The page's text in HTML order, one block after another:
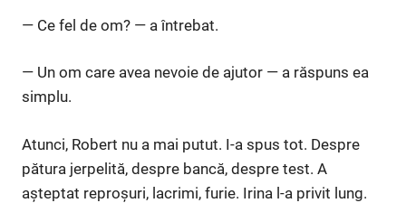
— Ce fel de om? — a întrebat.
— Un om care avea nevoie de ajutor — a răspuns ea
simplu.
Atunci, Robert nu a mai putut. I-a spus tot. Despre
pătura jerpelită, despre bancă, despre test. A
așteptat reproșuri, lacrimi, furie. Irina l-a privit lung.